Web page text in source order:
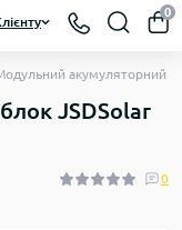
0
акумуляторний
JSDSolar
0